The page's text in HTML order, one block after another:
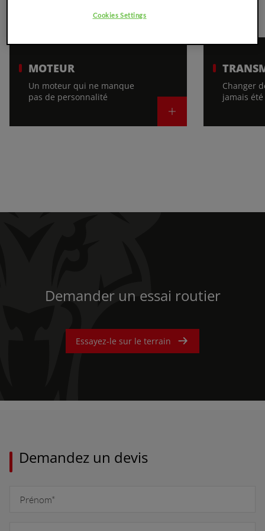
Vue d'ensemble
MOTEUR
Un moteur qui ne manque
pas de personnalité
Changer
jamais
Demander un essai routier
Essayez-le sur le terrain
Demandez un devis
Cookies Settings